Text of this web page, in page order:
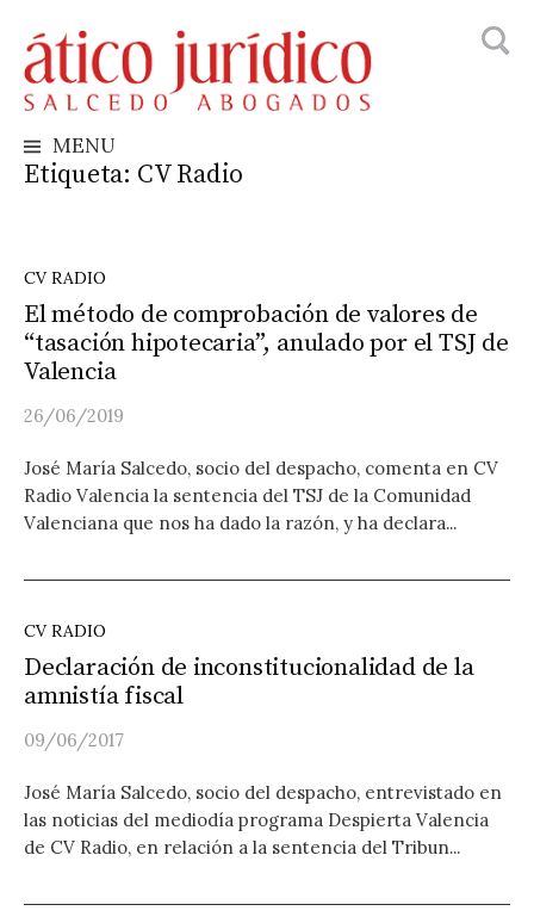
to
content
MENU
Etiqueta: CV Radio
CV RADIO
El método de comprobación de valores de
“tasación hipotecaria”, anulado por el TSJ de
Valencia
26/06/2019
José María Salcedo, socio del despacho, comenta en CV
Radio Valencia la sentencia del TSJ de la Comunidad
Valenciana que nos ha dado la razón, y ha declara...
CV RADIO
Declaración de inconstitucionalidad de la
amnistía fiscal
09/06/2017
José María Salcedo, socio del despacho, entrevistado en
las noticias del mediodía programa Despierta Valencia
de CV Radio, en relación a la sentencia del Tribun...